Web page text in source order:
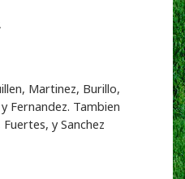
Martinez, Burillo,
Fernandez. Tambien
y Sanchez